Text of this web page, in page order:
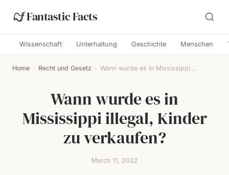
Fantastic Facts
Wissenschaft Unterhaltung Geschichte Menschen
Home › Recht und Gesetz › Wann wurde es in Mississippi...
Wann wurde es in
Mississippi illegal, Kinder
zu verkaufen?
March 11, 2022